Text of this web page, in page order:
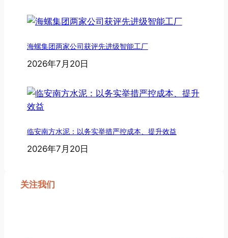
海螺集团两家公司获评先进级智能工厂
2026年7月20日
临安南方水泥：以务实举措严控成本、提升效益
2026年7月20日
关注我们